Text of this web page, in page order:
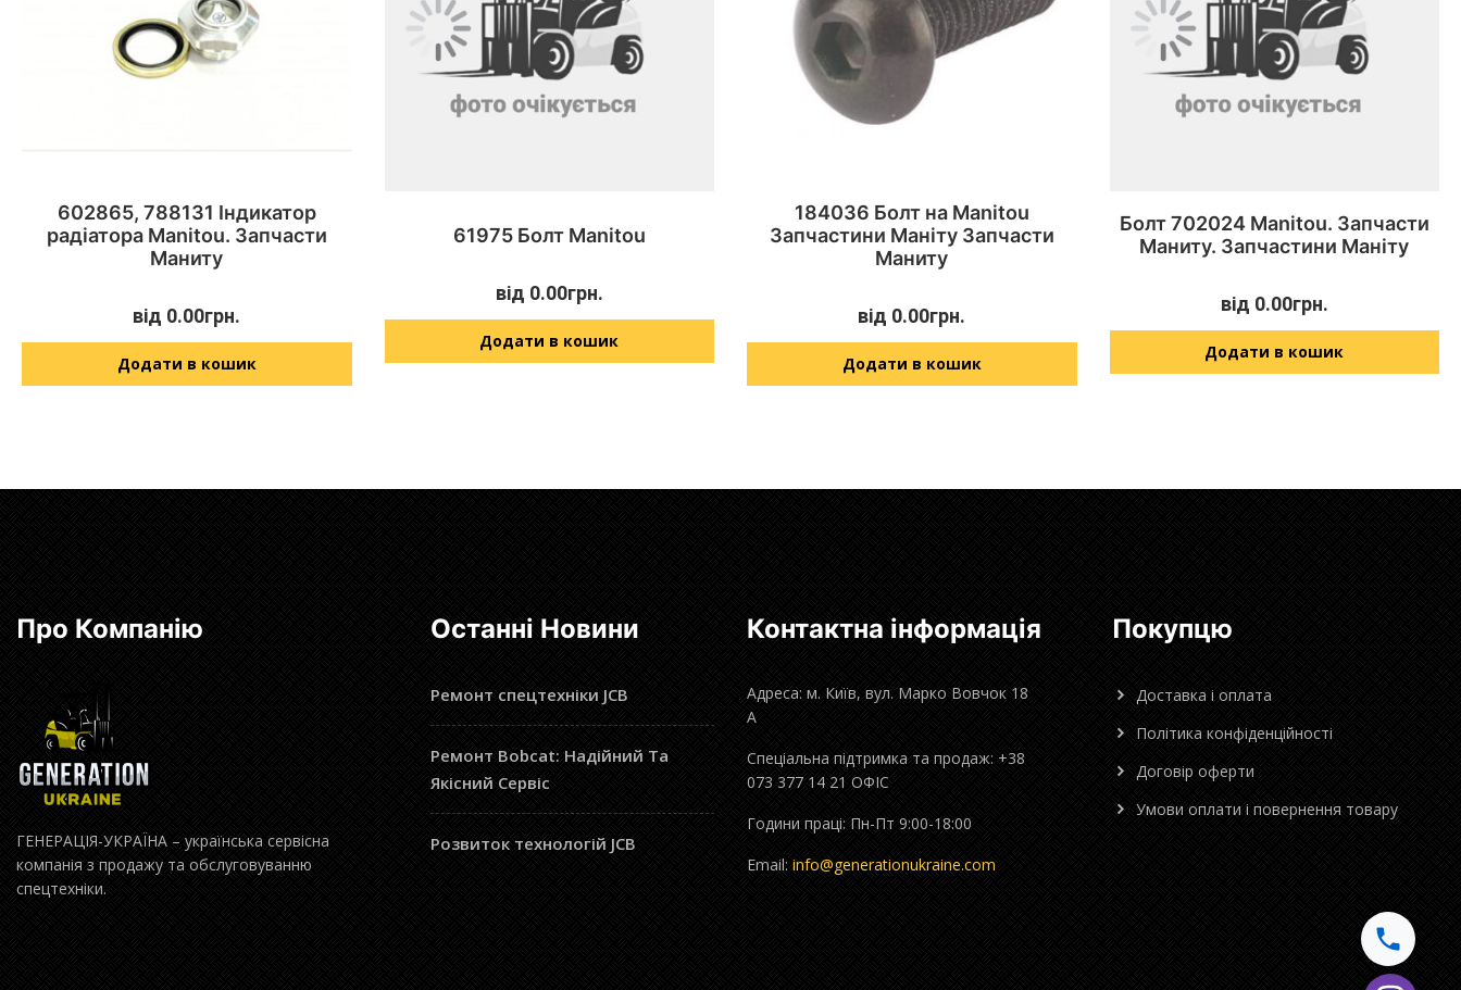
602865, 788131 Індикатор
радіатора Manitou. Запчасти
Маниту
від 0.00грн.
Додати в кошик
61975 Болт Manitou
від 0.00грн.
Додати в кошик
184036 Болт на Manitou
Запчастини Маніту Запчасти
Маниту
від 0.00грн.
Додати в кошик
Болт 702024 Manitou. Запчасти
Маниту. Запчастини Маніту
від 0.00грн.
Додати в кошик
Про Компанію
ГЕНЕРАЦІЯ-УКРАЇНА – українська сервісна
компанія з продажу та обслуговуванню
спецтехніки.
Останні Новини
Ремонт спецтехніки JCB
Ремонт Bobcat: Надійний Та
Якісний Сервіс
Розвиток технологій JCB
Контактна інформація
Адреса: м. Київ, вул. Марко Вовчок 18
А
Спеціальна підтримка та продаж: +38
073 377 14 21 ОФІС
Години праці: Пн-Пт 9:00-18:00
Email: info@generationukraine.com
Покупцю
Доставка і оплата
Політика конфіденційності
Договір оферти
Умови оплати і повернення товару